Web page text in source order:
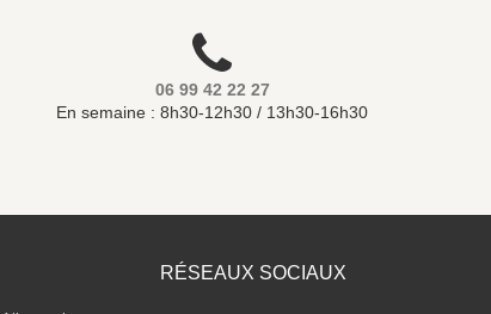
06 99 42 22 27
En semaine : 8h30-12h30 / 13h30-16h30
RÉSEAUX SOCIAUX